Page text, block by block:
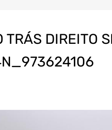
TRÁS DIREITO